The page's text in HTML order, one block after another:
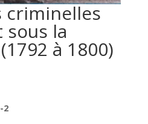
criminelles
sous la
à 1800)
2